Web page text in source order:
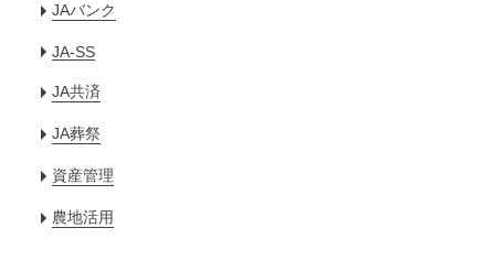
JAバンク
JA-SS
JA共済
JA葬祭
資産管理
農地活用